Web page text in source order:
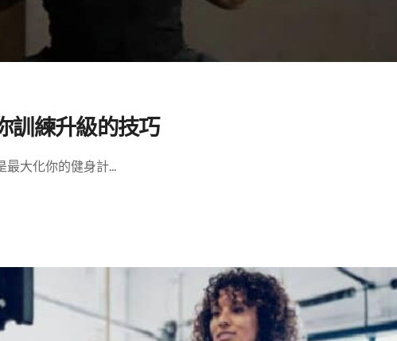
訓練升級的技巧
大化你的健身計...